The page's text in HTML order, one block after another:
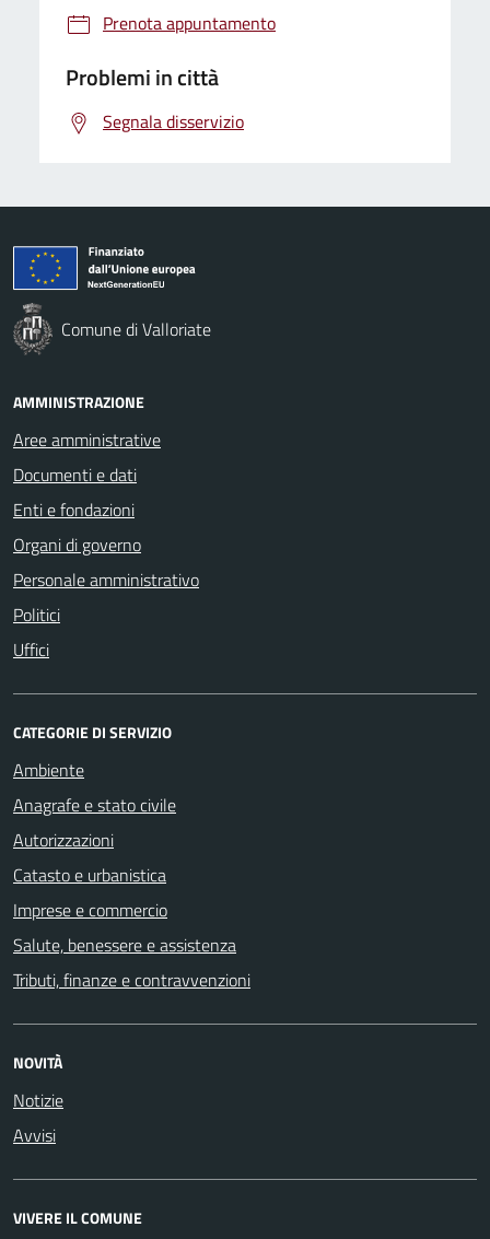
Prenota appuntamento
Problemi in città
Segnala disservizio
Comune di Valloriate
AMMINISTRAZIONE
Aree amministrative
Documenti e dati
Enti e fondazioni
Organi di governo
Personale amministrativo
Politici
Uffici
CATEGORIE DI SERVIZIO
Ambiente
Anagrafe e stato civile
Autorizzazioni
Catasto e urbanistica
Imprese e commercio
Salute, benessere e assistenza
Tributi, finanze e contravvenzioni
NOVITÀ
Notizie
Avvisi
VIVERE IL COMUNE